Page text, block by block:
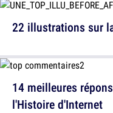
22 illustrations sur
14 meilleures
l'Histoire d'Internet